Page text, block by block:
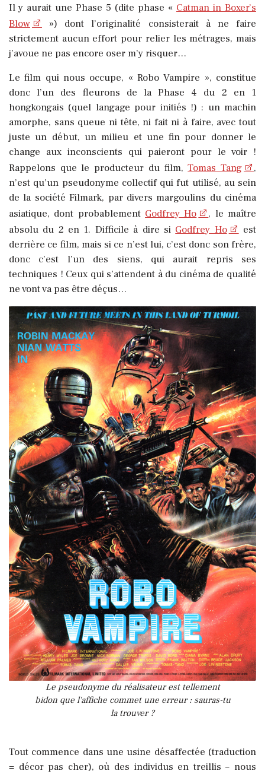
Il y aurait une Phase 5 (dite phase « Catman in Boxer’s
Blow
») dont l’originalité consisterait à ne faire
strictement aucun effort pour relier les métrages, mais
j’avoue ne pas encore oser m’y risquer…
Le film qui nous occupe, « Robo Vampire », constitue
donc l’un des fleurons de la Phase 4 du 2 en 1
hongkongais (quel langage pour initiés !) : un machin
amorphe, sans queue ni tête, ni fait ni à faire, avec tout
juste un début, un milieu et une fin pour donner le
change aux inconscients qui paieront pour le voir !
Rappelons que le producteur du film,Tomas Tang
,
n’est qu’un pseudonyme collectif qui fut utilisé, au sein
de la société Filmark, par divers margoulins du cinéma
asiatique, dont probablement Godfrey Ho
, le maître
absolu du 2 en 1. Difficile à dire si Godfrey Ho
est
derrière ce film, mais si ce n’est lui, c’est donc son frère,
donc c’est l’un des siens, qui aurait repris ses
techniques ! Ceux qui s’attendent à du cinéma de qualité
ne vont va pas être déçus…
Le pseudonyme du réalisateur est tellement
bidon que l'affiche commet une erreur : sauras-tu
la trouver ?
Tout commence dans une usine désaffectée (traduction
= décor pas cher), où des individus en treillis – nous